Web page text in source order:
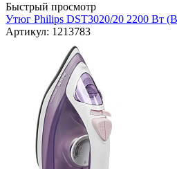
Быстрый просмотр
Утюг Philips DST3020/20 2200 Вт
Артикул: 1213783